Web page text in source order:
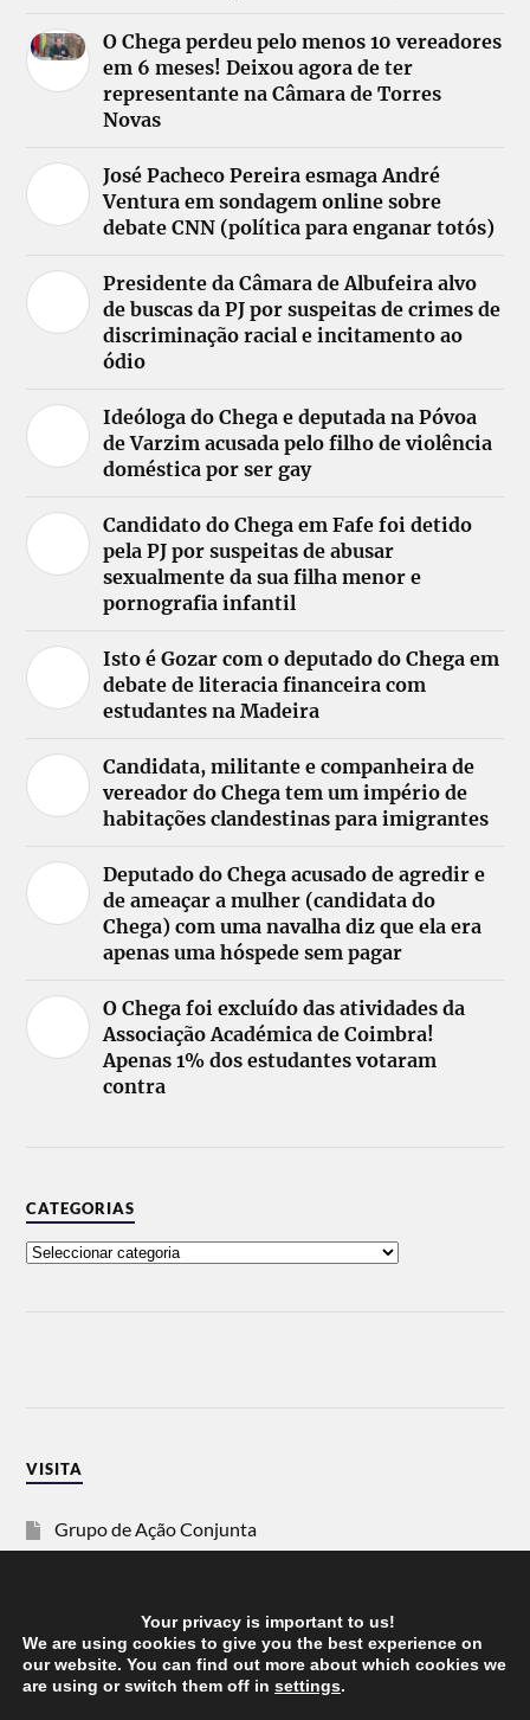
O Chega perdeu pelo menos 10 vereadores
em 6 meses! Deixou agora de ter
representante na Câmara de Torres
Novas
José Pacheco Pereira esmaga André
Ventura em sondagem online sobre
debate CNN (política para enganar totós)
Presidente da Câmara de Albufeira alvo
de buscas da PJ por suspeitas de crimes de
discriminação racial e incitamento ao
ódio
Ideóloga do Chega e deputada na Póvoa
de Varzim acusada pelo filho de violência
doméstica por ser gay
Candidato do Chega em Fafe foi detido
pela PJ por suspeitas de abusar
sexualmente da sua filha menor e
pornografia infantil
Isto é Gozar com o deputado do Chega em
debate de literacia financeira com
estudantes na Madeira
Candidata, militante e companheira de
vereador do Chega tem um império de
habitações clandestinas para imigrantes
Deputado do Chega acusado de agredir e
de ameaçar a mulher (candidata do
Chega) com uma navalha diz que ela era
apenas uma hóspede sem pagar
O Chega foi excluído das atividades da
Associação Académica de Coimbra!
Apenas 1% dos estudantes votaram
contra
CATEGORIAS
VISITA
Grupo de Ação Conjunta
Vida Justa
dezanove
Your privacy is important to us!
We are using cookies to give you the best experience on
our website. You can find out more about which cookies we
are using or switch them off in settings.